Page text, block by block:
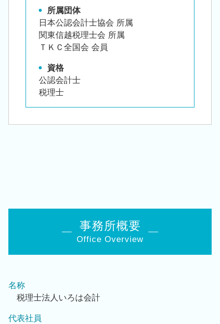
所属団体
日本公認会計士協会 所属
関東信越税理士会 所属
ＴＫＣ全国会 会員
資格
公認会計士
税理士
事務所概要
Office Overview
名称
税理士法人いろは会計
代表社員